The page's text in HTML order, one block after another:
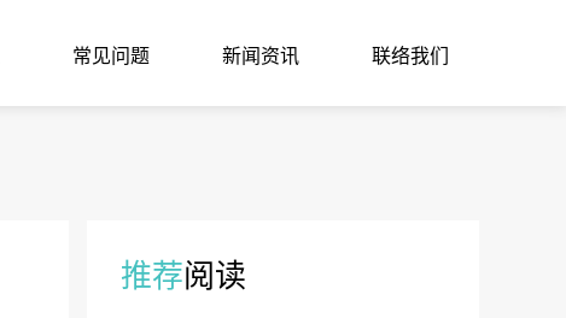
常见问题 新闻资讯 联络我们
推荐阅读